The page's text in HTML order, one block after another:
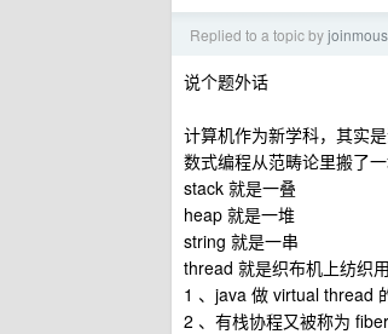
Replied to a topic by
说个题外话
计算机作为新学科，其实
数式编程从范畴论里搬了
stack 就是一叠
heap 就是一堆
string 就是一串
thread 就是织布机上纺织
1 、java 做 virtual thread
2 、有栈协程又被称为